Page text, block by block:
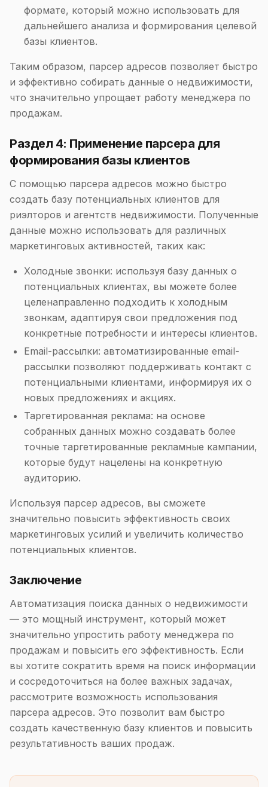
формате, который можно использовать для
дальнейшего анализа и формирования целевой
базы клиентов.
Таким образом, парсер адресов позволяет быстро
и эффективно собирать данные о недвижимости,
что значительно упрощает работу менеджера по
продажам.
Раздел 4: Применение парсера для
формирования базы клиентов
С помощью парсера адресов можно быстро
создать базу потенциальных клиентов для
риэлторов и агентств недвижимости. Полученные
данные можно использовать для различных
маркетинговых активностей, таких как:
Холодные звонки: используя базу данных о
потенциальных клиентах, вы можете более
целенаправленно подходить к холодным
звонкам, адаптируя свои предложения под
конкретные потребности и интересы клиентов.
Email-рассылки: автоматизированные email-
рассылки позволяют поддерживать контакт с
потенциальными клиентами, информируя их о
новых предложениях и акциях.
Таргетированная реклама: на основе
собранных данных можно создавать более
точные таргетированные рекламные кампании,
которые будут нацелены на конкретную
аудиторию.
Используя парсер адресов, вы сможете
значительно повысить эффективность своих
маркетинговых усилий и увеличить количество
потенциальных клиентов.
Заключение
Автоматизация поиска данных о недвижимости
— это мощный инструмент, который может
значительно упростить работу менеджера по
продажам и повысить его эффективность. Если
вы хотите сократить время на поиск информации
и сосредоточиться на более важных задачах,
рассмотрите возможность использования
парсера адресов. Это позволит вам быстро
создать качественную базу клиентов и повысить
результативность ваших продаж.